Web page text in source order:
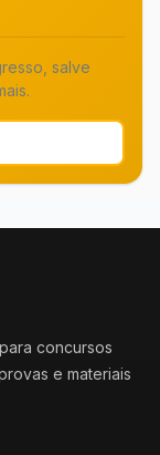
salve
concursos
e materiais